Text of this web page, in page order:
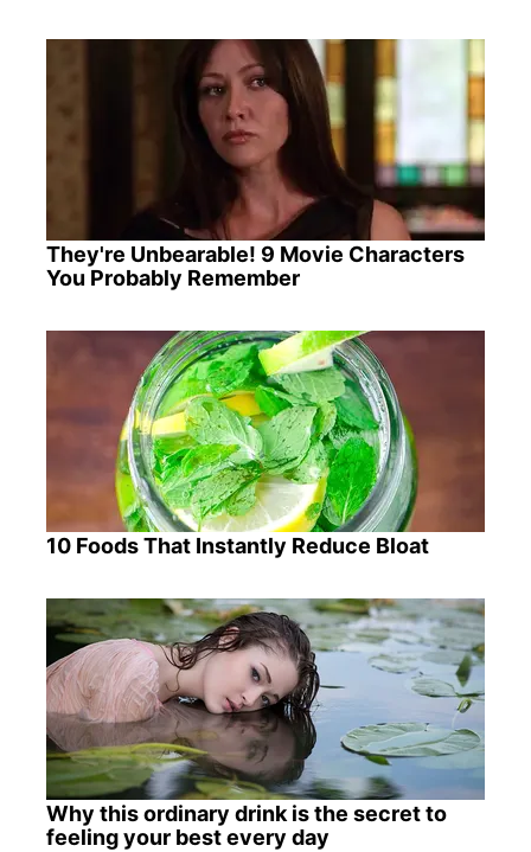
They're Unbearable! 9 Movie Characters
You Probably Remember
10 Foods That Instantly Reduce Bloat
Why this ordinary drink is the secret to
feeling your best every day